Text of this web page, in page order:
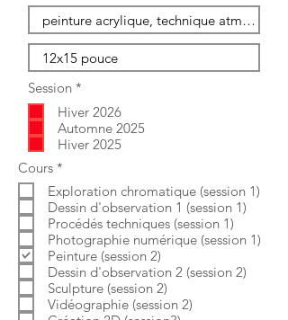
Session *
l
i
g
a
i
r
e
Hiver 2026
Automne 2025
Hiver 2025
Cours *
l
i
g
a
t
o
i
r
e
Exploration chromatique (session 1)
Dessin d'observation 1 (session 1)
Procédés techniques (session 1)
Photographie numérique (session 1)
Peinture (session 2)
Dessin d'observation 2 (session 2)
Sculpture (session 2)
Vidéographie (session 2)